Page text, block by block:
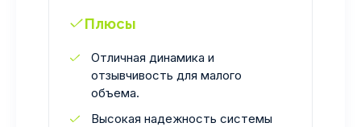
Плюсы
Отличная динамика и
отзывчивость для малого
объема.
Высокая надежность системы